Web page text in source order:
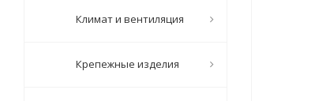
Климат и вентиляция
Крепежные изделия